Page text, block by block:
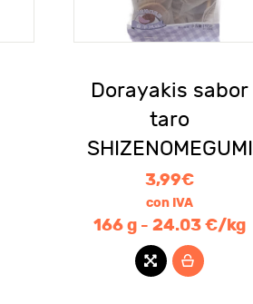
Dorayakis sabor
taro
SHIZENOMEGUMI
3,99€
con IVA
166 g - 24.03 €/kg